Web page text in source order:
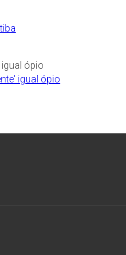
igual ópio